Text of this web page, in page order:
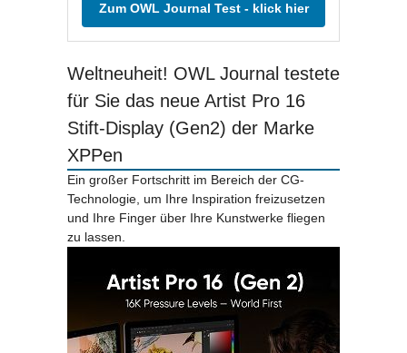
Zum OWL Journal Test - klick hier
Weltneuheit! OWL Journal testete
für Sie das neue Artist Pro 16
Stift-Display (Gen2) der Marke
XPPen
Ein großer Fortschritt im Bereich der CG-
Technologie, um Ihre Inspiration freizusetzen
und Ihre Finger über Ihre Kunstwerke fliegen
zu lassen.